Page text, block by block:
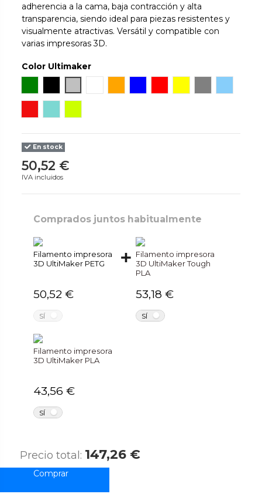
adherencia a la cama, baja contracción y alta
transparencia, siendo ideal para piezas resistentes y
visualmente atractivas. Versátil y compatible con
varias impresoras 3D.
Color Ultimaker
En stock
50,52 €
IVA incluidos
Comprados juntos habitualmente
Filamento impresora
3D UltiMaker PETG
50,52 €
SÍ
Filamento impresora
3D UltiMaker Tough
PLA
53,18 €
SÍ
Filamento impresora
3D UltiMaker PLA
43,56 €
SÍ
Precio total: 147,26 €